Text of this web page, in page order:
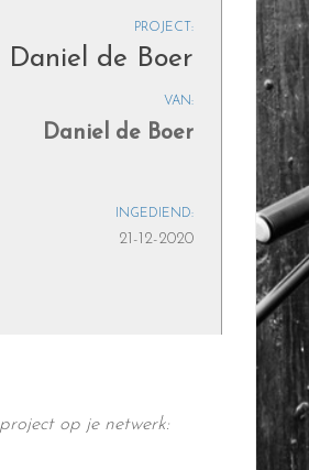
PROJECT:
Daniel de Boer
VAN:
Daniel de Boer
INGEDIEND:
21-12-2020
op je netwerk: